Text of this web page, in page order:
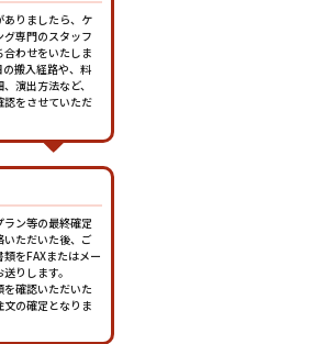
ありましたら、ケ
グ専門のスタッフ
合わせをいたしま
の搬入経路や、料
演出方法など、
認をさせていただ
ラン等の最終確定
いただいた後、ご
類をFAXまたはメー
りします。
を確認いただいた
文の確定となりま